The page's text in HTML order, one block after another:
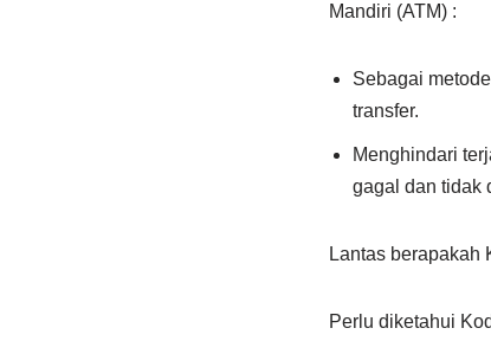
Mandiri (ATM) :
Sebagai
transfer.
Menghindari
gagal dan tidak
Lantas berapakah
Perlu diketahui